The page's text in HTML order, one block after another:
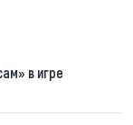
в игре